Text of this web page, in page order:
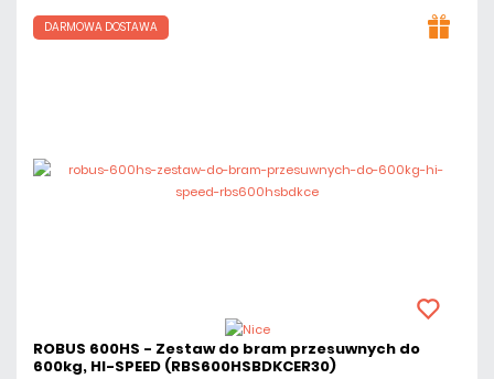
DARMOWA DOSTAWA
ROBUS 600HS - Zestaw do bram przesuwnych do
600kg, HI-SPEED (RBS600HSBDKCER30)